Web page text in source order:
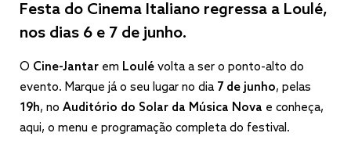
Festa do Cinema Italiano regressa a Loulé,
nos dias 6 e 7 de junho.
O Cine-Jantar em Loulé volta a ser o ponto-alto do
evento. Marque já o seu lugar no dia 7 de junho, pelas
19h, no Auditório do Solar da Música Nova e conheça,
aqui, o menu e programação completa do festival.